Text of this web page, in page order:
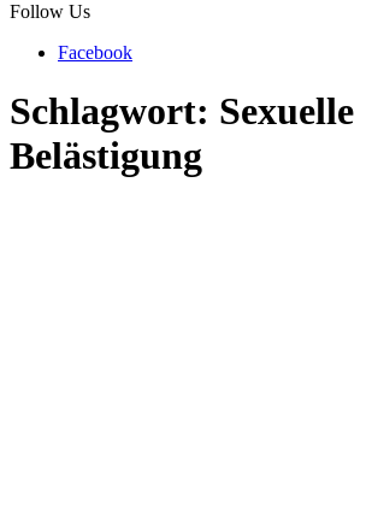
Follow Us
Facebook
Schlagwort: Sexuelle
Belästigung